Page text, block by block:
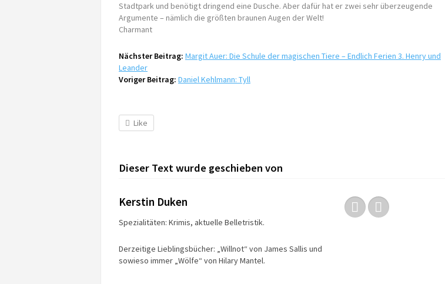
Stadtpark und benötigt dringend eine Dusche. Aber dafür hat er zwei sehr überzeugende
Argumente – nämlich die größten braunen Augen der Welt!
Charmant
Nächster Beitrag: Margit Auer: Die Schule der magischen Tiere – Endlich Ferien 3. Henry und
Leander
Voriger Beitrag: Daniel Kehlmann: Tyll
Like
Dieser Text wurde geschieben von
Kerstin Duken
Spezialitäten: Krimis, aktuelle Belletristik.
Derzeitige Lieblingsbücher: „Willnot“ von James Sallis und
sowieso immer „Wölfe“ von Hilary Mantel.